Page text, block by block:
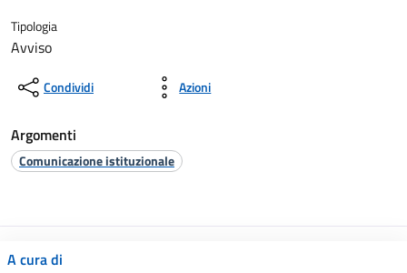
Tipologia
Avviso
Condividi Azioni
Argomenti
Comunicazione istituzionale
A cura di